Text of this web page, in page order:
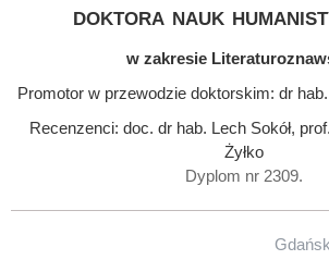
doktora nauk
w zakresie
Promotor w przewodzie doktorskim: dr
Recenzenci: doc. dr hab. Lech Sokół,
Żyłko
Dyplom nr 2309.